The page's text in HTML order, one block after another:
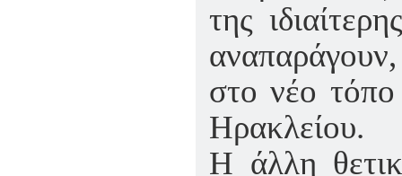
της
στο νέο
Ηρακλείου.
Η άλλη